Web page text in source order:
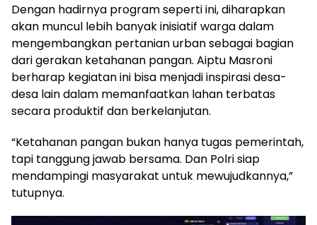
Dengan hadirnya program seperti ini, diharapkan
akan muncul lebih banyak inisiatif warga dalam
mengembangkan pertanian urban sebagai bagian
dari gerakan ketahanan pangan. Aiptu Masroni
berharap kegiatan ini bisa menjadi inspirasi desa-
desa lain dalam memanfaatkan lahan terbatas
secara produktif dan berkelanjutan.
“Ketahanan pangan bukan hanya tugas pemerintah,
tapi tanggung jawab bersama. Dan Polri siap
mendampingi masyarakat untuk mewujudkannya,”
tutupnya.